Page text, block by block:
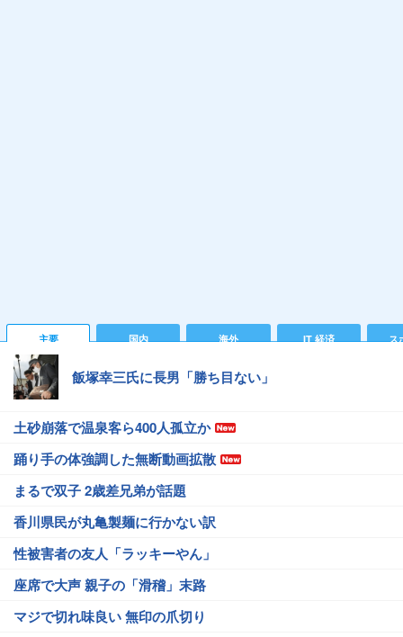
主要 国内 海外 IT 経済 ス
飯塚幸三氏に長男「勝ち目ない」
土砂崩落で温泉客ら400人孤立か
踊り手の体強調した無断動画拡散
まるで双子 2歳差兄弟が話題
香川県民が丸亀製麺に行かない訳
性被害者の友人「ラッキーやん」
座席で大声 親子の「滑稽」末路
マジで切れ味良い 無印の爪切り